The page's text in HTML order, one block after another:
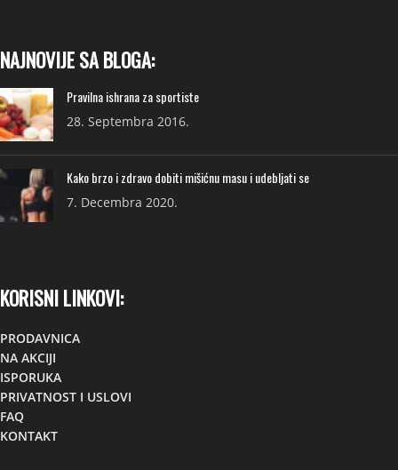
NAJNOVIJE SA BLOGA:
Pravilna ishrana za sportiste
28. Septembra 2016.
Kako brzo i zdravo dobiti mišićnu masu i udebljati se
7. Decembra 2020.
KORISNI LINKOVI:
PRODAVNICA
NA AKCIJI
ISPORUKA
PRIVATNOST I USLOVI
FAQ
KONTAKT